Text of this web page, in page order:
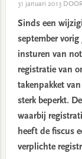
31 januari 2013
Sinds een
september
insturen van
registratie van
takenpakket
sterk beperkt.
waarbij
heeft de fiscus
verplichte